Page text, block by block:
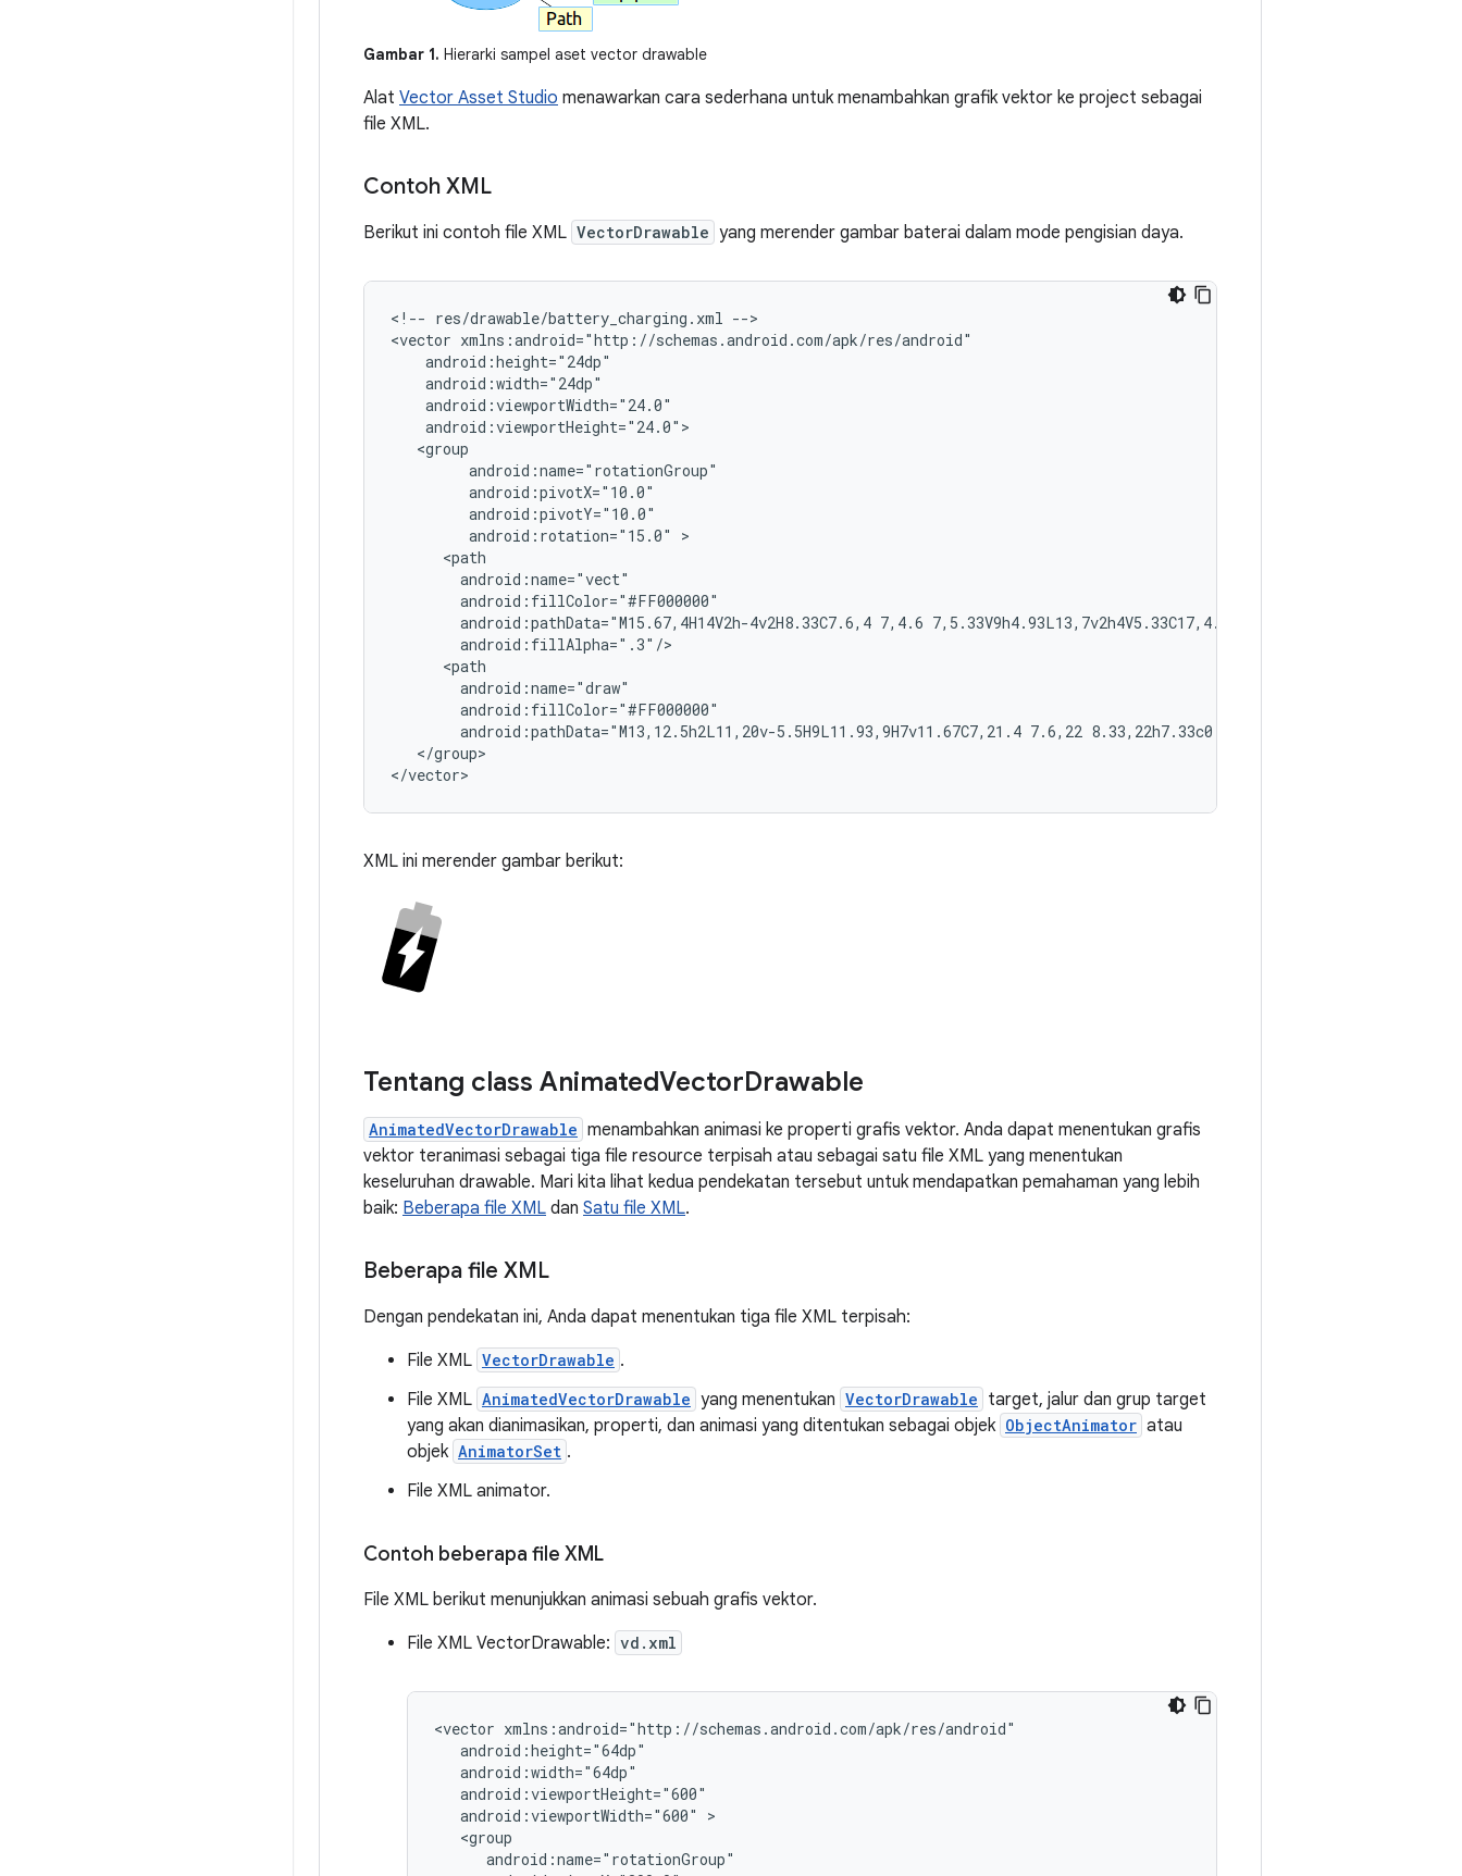
Gambar 1. Hierarki sampel aset vector drawable
Alat Vector Asset Studio menawarkan cara sederhana untuk menambahkan grafik vektor ke project sebagai
file XML.
Contoh XML
Berikut ini contoh file XML VectorDrawable yang merender gambar baterai dalam mode pengisian daya.
<!-- res/drawable/battery_charging.xml -->
<vector
android:rotation="15.0"
android:pathData="M15.67,4H14V2h-4v2H8.33C7.6,4 7,4.6 7,5.33V9h4.93L13,7v2h4V5.33C17,4.6
android:pathData="M13,12.5h2L11,20v-5.5H9L11.93,9H7v11.67C7,21.4 7.6,22 8.33,22h7.33c0.74,0
</group>
</vector>
XML ini merender gambar berikut:
Tentang class AnimatedVectorDrawable
AnimatedVectorDrawable menambahkan animasi ke properti grafis vektor. Anda dapat menentukan grafis
vektor teranimasi sebagai tiga file resource terpisah atau sebagai satu file XML yang menentukan
keseluruhan drawable. Mari kita lihat kedua pendekatan tersebut untuk mendapatkan pemahaman yang lebih
baik: Beberapa file XML dan Satu file XML.
Beberapa file XML
Dengan pendekatan ini, Anda dapat menentukan tiga file XML terpisah:
File XML VectorDrawable .
File XML AnimatedVectorDrawable yang menentukan VectorDrawable target, jalur dan grup target
yang akan dianimasikan, properti, dan animasi yang ditentukan sebagai objek ObjectAnimator atau
objek AnimatorSet .
File XML animator.
Contoh beberapa file XML
File XML berikut menunjukkan animasi sebuah grafis vektor.
File XML VectorDrawable: vd.xml
<vector
android:viewportWidth="600"